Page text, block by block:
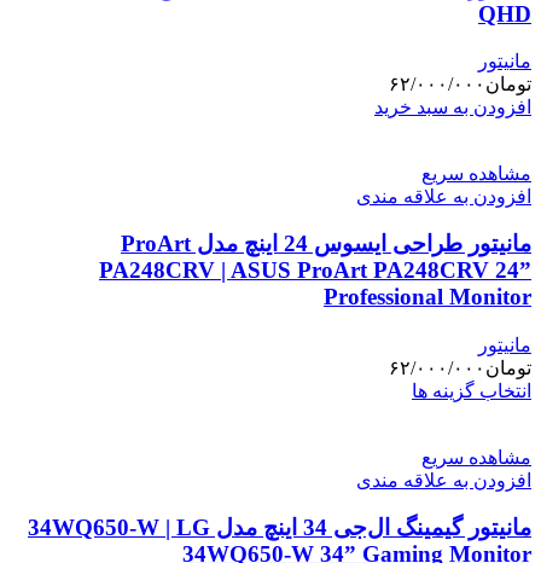
QHD
مانیتور
تومان ۶۲/۰۰۰/۰۰۰
افزودن به سبد خرید
مشاهده سریع
افزودن به علاقه مندی
مانیتور طراحی ایسوس 24 اینچ مدل ProArt
PA248CRV | ASUS ProArt PA248CRV 24”
Professional Monitor
مانیتور
تومان ۶۲/۰۰۰/۰۰۰
انتخاب گزینه ها
مختلفی
باشد.
گزینه
مشاهده سریع
افزودن به علاقه مندی
مانیتور گیمینگ ال‌جی 34 اینچ مدل 34WQ650-W | LG
34WQ650-W 34” Gaming Monitor